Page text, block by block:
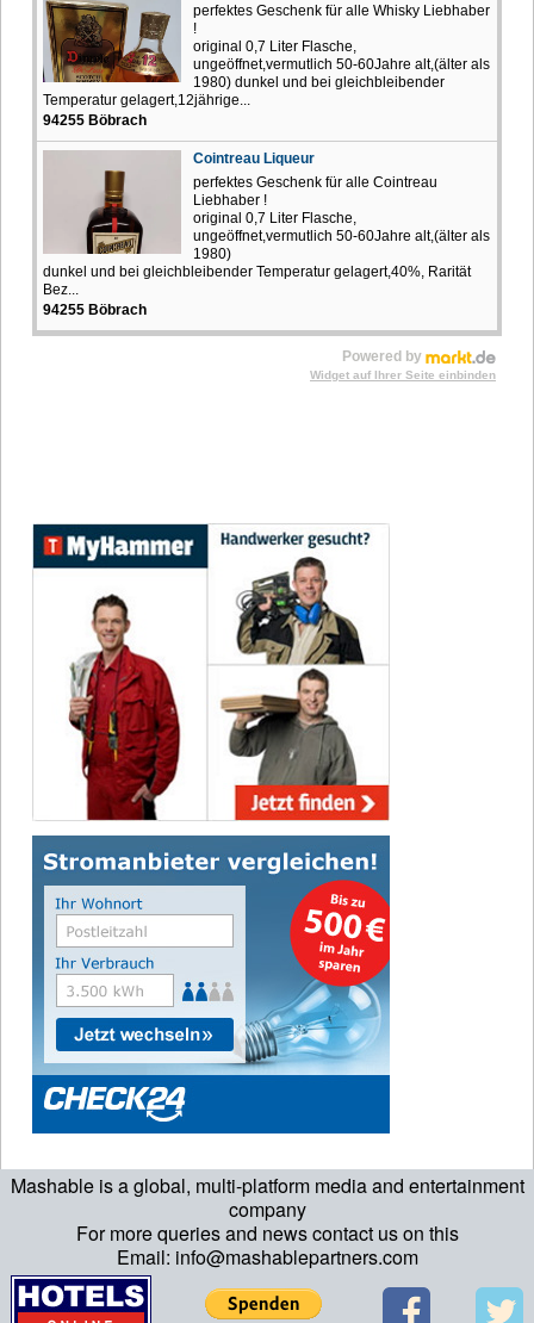
Mashable is a global, multi-platform media and entertainment
company
For more queries and news contact us on this
Email: info@mashablepartners.com
perfektes Geschenk für alle Whisky Liebhaber
!
original 0,7 Liter Flasche,
ungeöffnet,vermutlich 50-60Jahre alt,(älter als
1980) dunkel und bei gleichbleibender
Temperatur gelagert,12jährige...
94255 Böbrach
Cointreau Liqueur
perfektes Geschenk für alle Cointreau
Liebhaber !
original 0,7 Liter Flasche,
ungeöffnet,vermutlich 50-60Jahre alt,(älter als
1980)
dunkel und bei gleichbleibender Temperatur gelagert,40%, Rarität
Bez...
94255 Böbrach
Powered by
Widget auf Ihrer Seite einbinden